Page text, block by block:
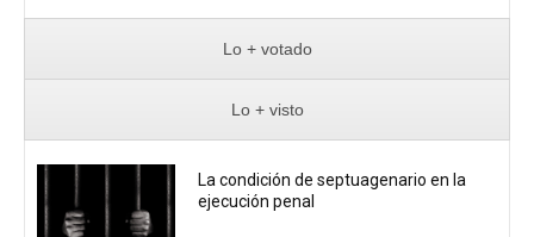
Lo + votado
Lo + visto
La condición de septuagenario en la
ejecución penal